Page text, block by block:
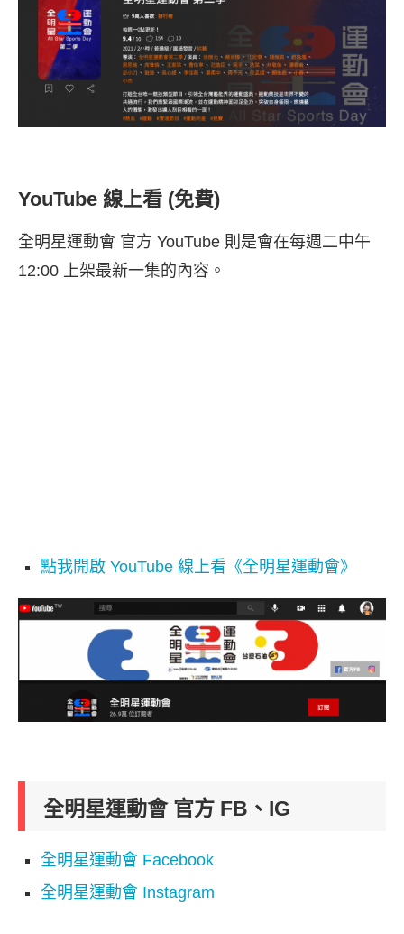
YouTube 線上看 (免費)
全明星運動會 官方 YouTube 則是會在每週二中午
12:00 上架最新一集的內容。
點我開啟 YouTube 線上看《全明星運動會》
全明星運動會 官方 FB、IG
全明星運動會 Facebook
全明星運動會 Instagram